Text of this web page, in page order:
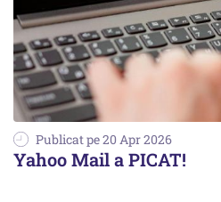
Publicat pe 20 Apr 2026
Yahoo Mail a PICAT!